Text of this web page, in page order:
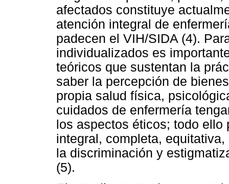
afectados constituye
atención integral de
padecen el VIH/SIDA (4).
individualizados es
teóricos que sustentan la
saber la percepción de
propia salud física,
cuidados de enfermería
los aspectos éticos; todo
integral, completa,
la discriminación y
(5).